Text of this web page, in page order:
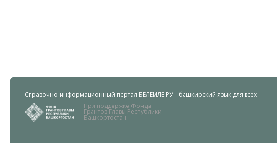
Справочно-информационный портал БЕЛЕМЛЕ.РУ – башкирский язык для всех
При поддержке Фонда
Грантов Главы Республики
Башкортостан.